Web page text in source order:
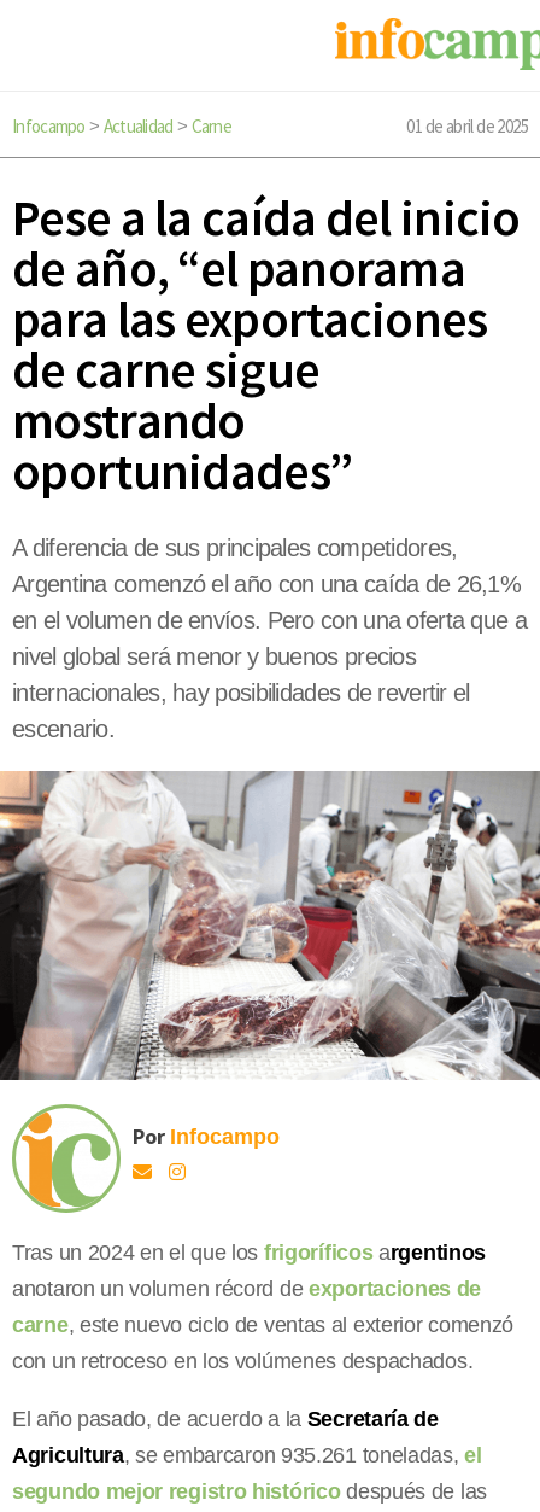
Infocampo > Actualidad > Carne 01 de abril de 2025
Pese a la caída del inicio
de año, “el panorama
para las exportaciones
de carne sigue
mostrando
oportunidades”
A diferencia de sus principales competidores,
Argentina comenzó el año con una caída de 26,1%
en el volumen de envíos. Pero con una oferta que a
nivel global será menor y buenos precios
internacionales, hay posibilidades de revertir el
escenario.
Por Infocampo
Tras un 2024 en el que los frigoríficosargentinos
anotaron un volumen récord de exportaciones de
carne, este nuevo ciclo de ventas al exterior comenzó
con un retroceso en los volúmenes despachados.
El año pasado, de acuerdo a la Secretaría de
Agricultura, se embarcaron 935.261 toneladas,el
segundo mejor registro históricodespués de las